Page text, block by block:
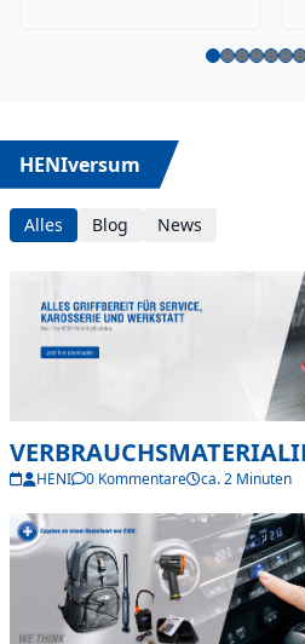
HENIversum
Alles Blog News
HENI 0 Kommentare ca. 2 Minuten